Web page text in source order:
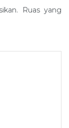
Ruas yang